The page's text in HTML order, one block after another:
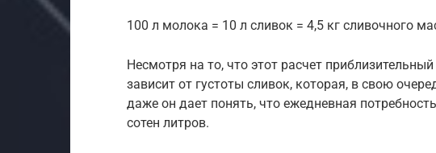
100 л молока = 10 л сливок = 4,5 кг сливочного
Несмотря на то, что этот расчет
зависит от густоты сливок, которая, в свою
даже он дает понять, что ежедневная
сотен литров.